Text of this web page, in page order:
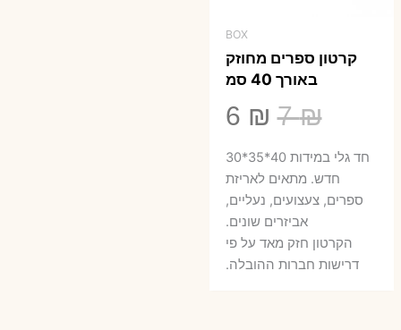
BOX
קרטון ספרים מחוזק
באורך 40 סמ
7₪
המחיר
המקורי
היה:
7 ₪.
6 ₪
הוא:
חד גלי במידות 40*35*30
חדש. מתאים לאריזת
ספרים, צעצועים, נעליים,
אביזרים שונים.
הקרטון חזק מאד על פי
דרישות חברות ההובלה.